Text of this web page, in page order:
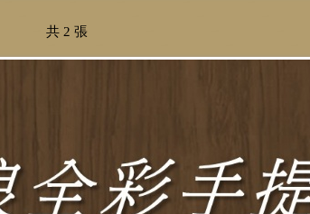
共 2 張